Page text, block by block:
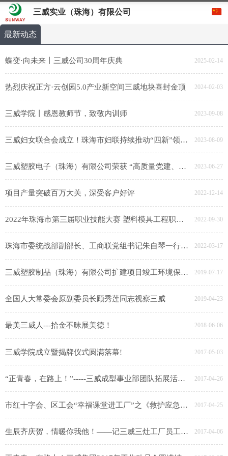
三威实业（珠海）有限公司
最新动态
蝶变·向未来丨三威公司30周年庆典 2025-02-14
热烈庆祝正方·云创园5.0产业新空间三威地块喜封金顶 2024-02-03
三威学院丨感恩教师节，致敬内训师 2023-09-08
三威妇女联合会成立！珠海市妇联持续推动“四新”领域妇联建设 2023-08-09
三威塑胶电子（珠海）有限公司荣获 “高质量党建、高质量发展先进单位” 2023-06-27
项目产量突破百万大关，深受客户好评 2022-12-14
2022年珠海市第三届职业技能大赛 塑料模具工程职业技能竞赛圆满落幕 2022-09-30
珠海市委统战部副部长、工商联党组书记朱自琴一行莅临三威指导工作 2022-03-17
三威塑胶制品（珠海）有限公司扩建项目竣工环境保护验收公示 2019-07-17
全国人大常委会原副委员长顾秀莲同志视察三威 2019-04-23
最美三威人---拾金不昧展美德！ 2018-06-06
三威学院成立暨揭牌仪式圆满落幕! 2017-05-03
“正青春，在路上！”-----三威成型事业部团队拓展活动分享！ 2017-04-26
市红十字会、区工会“幸福课堂进工厂”之《救护应急知识培训》走进三威公司三灶工厂 2017-04-25
生辰齐庆贺，情暖你我他！——记三威三灶工厂员工生日拓展活动 2017-04-06